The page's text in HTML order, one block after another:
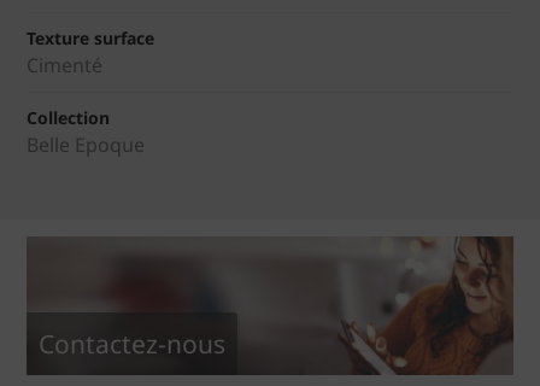
Texture surface
Cimenté
Collection
Belle Epoque
Contactez-nous